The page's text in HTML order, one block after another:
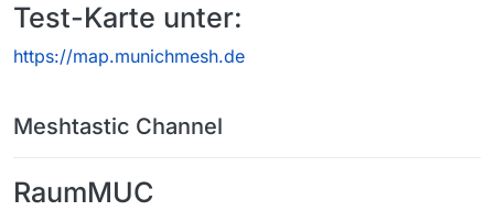
Test-Karte unter:
https://map.munichmesh.de
Meshtastic Channel
RaumMUC